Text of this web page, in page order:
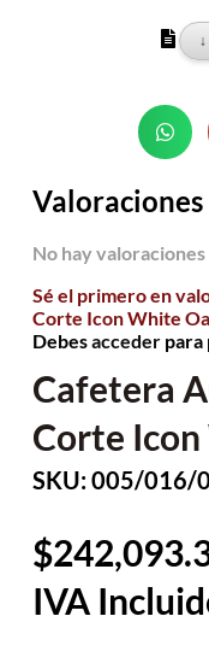
Valoraciones
No hay valoraciones
Sé el primero en
Corte Icon White
Debesaccederpara
Cafetera
Corte
SKU: 005/016/